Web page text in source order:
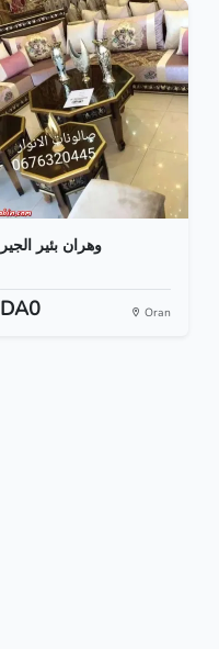
وهران بئير الجير
DA0 Oran